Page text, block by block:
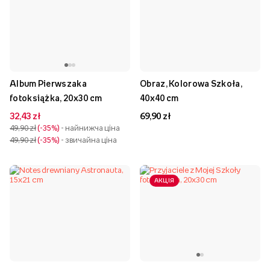
Album Pierwszaka
fotoksiążka, 20x30 cm
32,43 zł
49,90 zł -35% - найнижча ціна
49,90 zł -35% - звичайна ціна
Obraz, Kolorowa Szkoła,
40x40 cm
69,90 zł
АКЦІЯ